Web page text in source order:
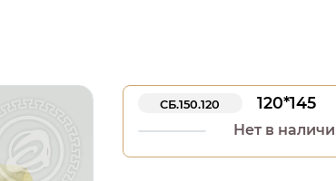
СБ.150.120 120*145
Нет в